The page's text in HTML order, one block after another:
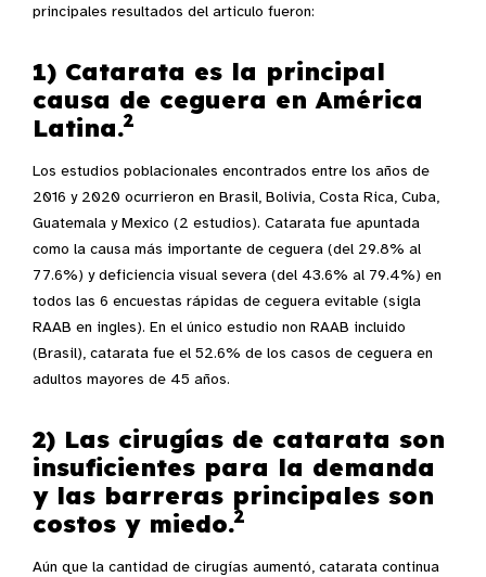
principales resultados del articulo fueron:
1) Catarata es la principal
causa de ceguera en América
Latina.2
Los estudios poblacionales encontrados entre los años de
2016 y 2020 ocurrieron en Brasil, Bolivia, Costa Rica, Cuba,
Guatemala y Mexico (2 estudios). Catarata fue apuntada
como la causa más importante de ceguera (del 29.8% al
77.6%) y deficiencia visual severa (del 43.6% al 79.4%) en
todos las 6 encuestas rápidas de ceguera evitable (sigla
RAAB en ingles). En el único estudio non RAAB incluido
(Brasil), catarata fue el 52.6% de los casos de ceguera en
adultos mayores de 45 años.
2) Las cirugías de catarata son
insuficientes para la demanda
y las barreras principales son
costos y miedo.2
Aún que la cantidad de cirugías aumentó, catarata continua